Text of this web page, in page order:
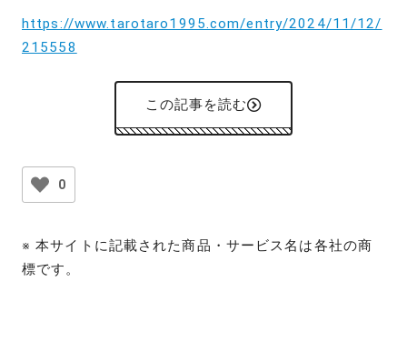
https://www.tarotaro1995.com/entry/2024/11/12/
215558
この記事を読む
0
※ 本サイトに記載された商品・サービス名は各社の商
標です。